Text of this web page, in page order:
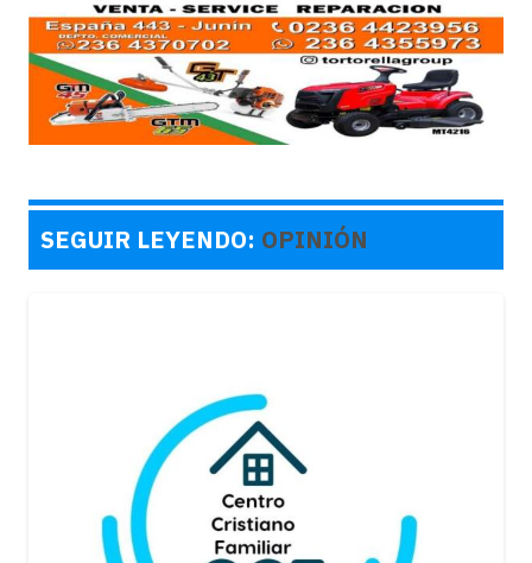
SEGUIR LEYENDO: OPINIÓN